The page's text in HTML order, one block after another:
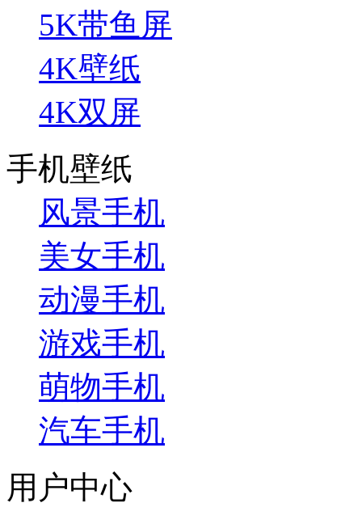
5K带鱼屏
4K壁纸
4K双屏
手机壁纸
风景手机
美女手机
动漫手机
游戏手机
萌物手机
汽车手机
用户中心